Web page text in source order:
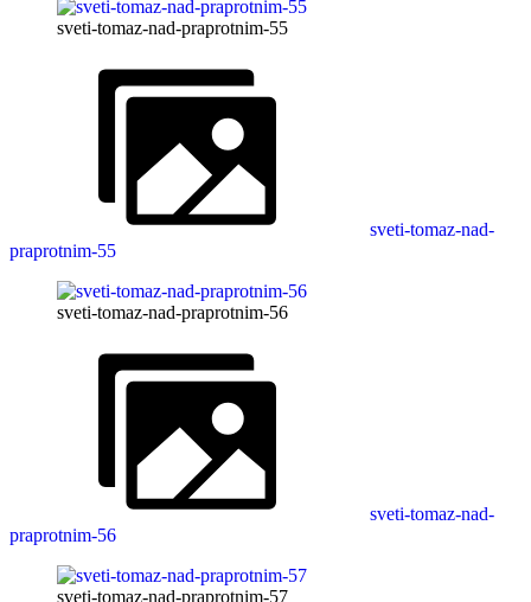
sveti-tomaz-nad-praprotnim-55
sveti-tomaz-nad-
praprotnim-55
sveti-tomaz-nad-praprotnim-56
sveti-tomaz-nad-
praprotnim-56
sveti-tomaz-nad-praprotnim-57